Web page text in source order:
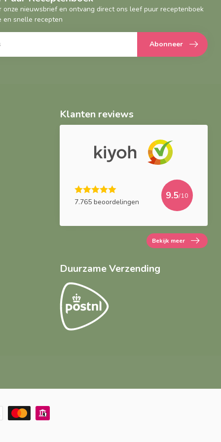
onze nieuwsbrief en ontvang direct ons leef puur receptenboek
en snelle recepten
Abonneer
Klanten reviews
7.765 beoordelingen
9.5/10
Bekijk meer
Duurzame Verzending